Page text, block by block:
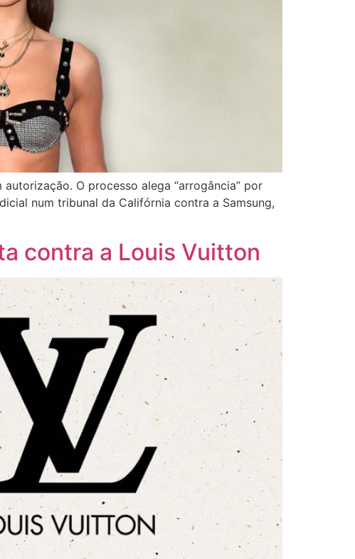
O processo alega “arrogância” por
num tribunal da Califórnia contra a Samsung,
contra a Louis Vuitton